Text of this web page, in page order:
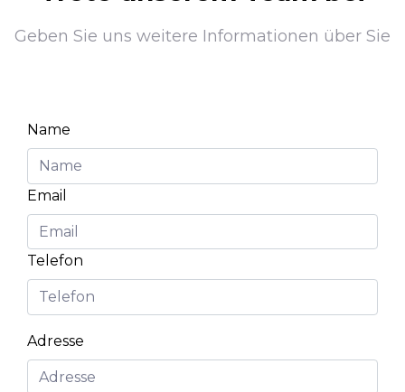
Geben Sie uns weitere Informationen über Sie
Name
Email
Telefon
Adresse